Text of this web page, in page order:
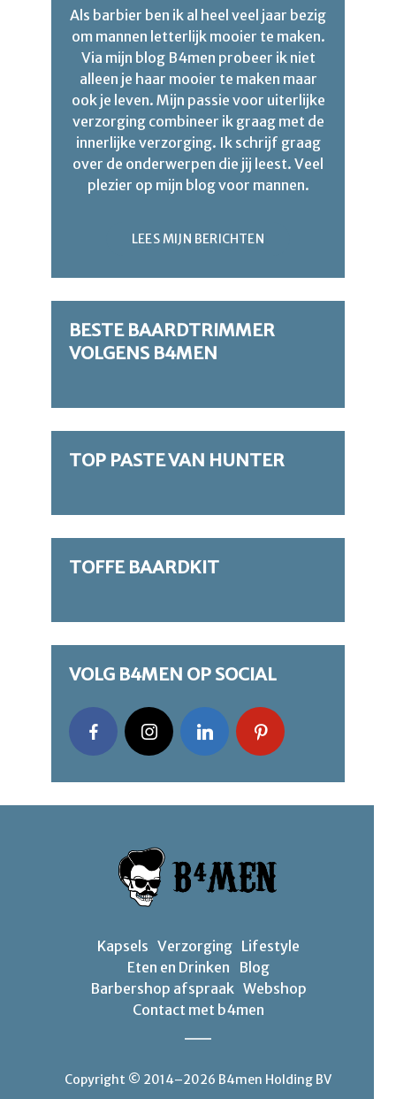
Als barbier ben ik al heel veel jaar bezig
om mannen letterlijk mooier te maken.
Via mijn blog B4men probeer ik niet
alleen je haar mooier te maken maar
ook je leven. Mijn passie voor uiterlijke
verzorging combineer ik graag met de
innerlijke verzorging. Ik schrijf graag
over de onderwerpen die jij leest. Veel
plezier op mijn blog voor mannen.
LEES MIJN BERICHTEN
BESTE BAARDTRIMMER
VOLGENS B4MEN
TOP PASTE VAN HUNTER
TOFFE BAARDKIT
VOLG B4MEN OP SOCIAL
Kapsels Verzorging Lifestyle
Eten en Drinken
Blog
Barbershop afspraak Webshop
Contact met b4men
Copyright © 2014–2026 B4men Holding BV